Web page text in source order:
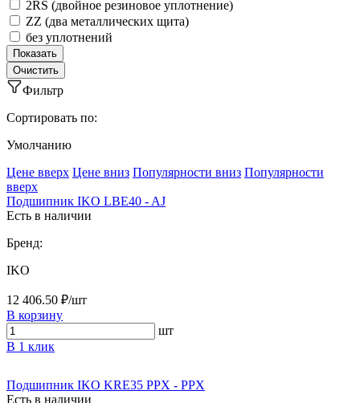
2RS (двойное резиновое уплотнение)
ZZ (два металлических щита)
без уплотнений
Фильтр
Сортировать по:
Умолчанию
Ценe вверх Ценe вниз Популярности вниз Популярности
вверх
Подшипник IKO LBE40 - AJ
Есть в наличии
Бренд:
IKO
12 406.50 ₽/шт
В корзину
шт
В 1 клик
Подшипник IKO KRE35 PPX - PPX
Есть в наличии